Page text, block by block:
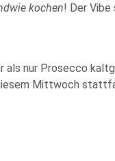
kochen! Der
als nur Prosecco
Mittwoch